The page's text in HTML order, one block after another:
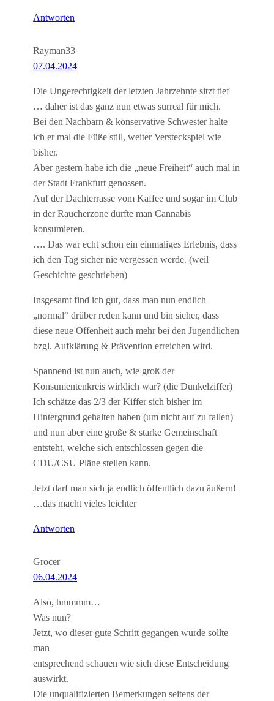
Antworten
Rayman33
07.04.2024
Die Ungerechtigkeit der letzten Jahrzehnte sitzt tief
… daher ist das ganz nun etwas surreal für mich.
Bei den Nachbarn & konservative Schwester halte
ich er mal die Füße still, weiter Versteckspiel wie
bisher.
Aber gestern habe ich die „neue Freiheit“ auch mal in
der Stadt Frankfurt genossen.
Auf der Dachterrasse vom Kaffee und sogar im Club
in der Raucherzone durfte man Cannabis
konsumieren.
…. Das war echt schon ein einmaliges Erlebnis, dass
ich den Tag sicher nie vergessen werde. (weil
Geschichte geschrieben)
Insgesamt find ich gut, dass man nun endlich
„normal“ drüber reden kann und bin sicher, dass
diese neue Offenheit auch mehr bei den Jugendlichen
bzgl. Aufklärung & Prävention erreichen wird.
Spannend ist nun auch, wie groß der
Konsumentenkreis wirklich war? (die Dunkelziffer)
Ich schätze das 2/3 der Kiffer sich bisher im
Hintergrund gehalten haben (um nicht auf zu fallen)
und nun aber eine große & starke Gemeinschaft
entsteht, welche sich entschlossen gegen die
CDU/CSU Pläne stellen kann.
Jetzt darf man sich ja endlich öffentlich dazu äußern!
…das macht vieles leichter
Antworten
Grocer
06.04.2024
Also, hmmmm…
Was nun?
Jetzt, wo dieser gute Schritt gegangen wurde sollte
man
entsprechend schauen wie sich diese Entscheidung
auswirkt.
Die unqualifizierten Bemerkungen seitens der